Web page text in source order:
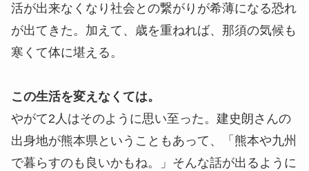
活が出来なくなり社会との繋がりが希薄になる恐れ
が出てきた。加えて、歳を重ねれば、那須の気候も
寒くて体に堪える。
この生活を変えなくては。
やがて2人はそのように思い至った。建史朗さんの
出身地が熊本県ということもあって、「熊本や九州
で暮らすのも良いかもね。」そんな話が出るように